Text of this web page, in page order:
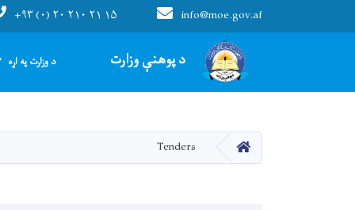
info@moe.gov.af +۹۳ (۰) ۲۰ ۲۱۰ ۲۱ ۱۵
د پوهنې وزارتMain navigation
د وزارت په اړه
HOME
Tenders